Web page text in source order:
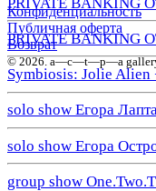
PRIVATE BANKING
Symbiosis: Jolie
solo show Егора
solo show Егора
group show
Конфиденциальность
Публичная оферта
Возврат
© 2026. a—с—t—р—a